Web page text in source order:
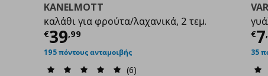
KANELMOTT
καλάθι για φρούτα/λαχανικά, 2 τεμ.
€39,99
Τρέχουσα τιμή
195 πόντους ανταμοιβής
(6)
€7,
35